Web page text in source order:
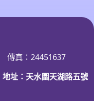
傳真：24451637
地址：天水圍天湖路五號